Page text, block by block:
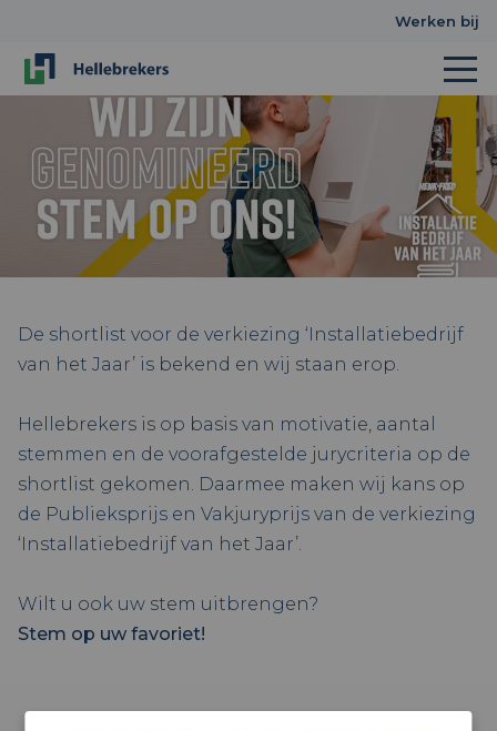
Werken bij
De shortlist voor de verkiezing ‘Installatiebedrijf
van het Jaar’ is bekend en wij staan erop.
Hellebrekers is op basis van motivatie, aantal
stemmen en de voorafgestelde jurycriteria op de
shortlist gekomen. Daarmee maken wij kans op
de Publieksprijs en Vakjuryprijs van de verkiezing
‘Installatiebedrijf van het Jaar’.
Wilt u ook uw stem uitbrengen?
Stem op uw favoriet!